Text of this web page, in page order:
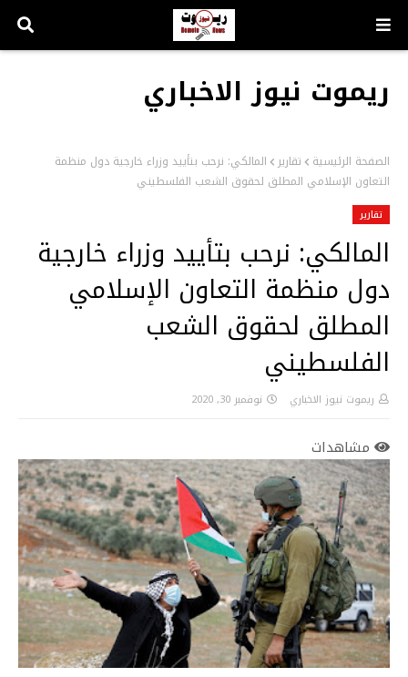
ريموت نيوز الاخباري
الصفحة الرئيسية تقارير
المالكي: نرحب بتأييد وزراء خارجية دول منظمة
التعاون الإسلامي المطلق لحقوق الشعب الفلسطيني
تقارير
المالكي: نرحب بتأييد وزراء خارجية
دول منظمة التعاون الإسلامي
المطلق لحقوق الشعب
الفلسطيني
ريموت نيوز الاخباري نوفمبر 30, 2020
مشاهدات